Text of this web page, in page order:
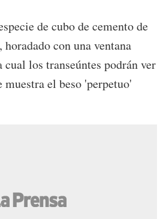
de cubo de cemento de
con una ventana
cual los transeúntes podrán ver
muestra el beso 'perpetuo'